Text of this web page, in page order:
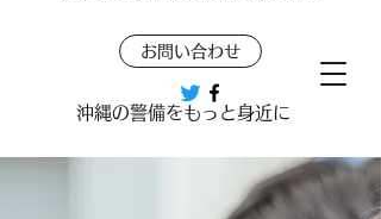
お問い合わせ
​​沖縄の警備をもっと身近に